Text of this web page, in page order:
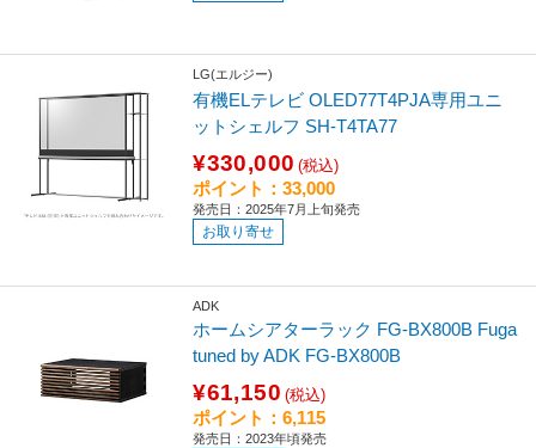
LG(エルジー)
有機ELテレビ OLED77T4PJA専用ユニ
ットシェルフ SH-T4TA77
¥330,000 (税込)
ポイント：33,000
発売日：2025年7月上旬発売
お取り寄せ
ADK
ホームシアターラック FG-BX800B Fuga
tuned by ADK FG-BX800B
¥61,150 (税込)
ポイント：6,115
発売日：2023年頃発売